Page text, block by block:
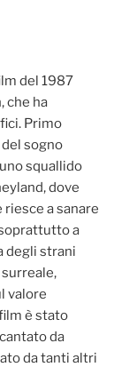
del 1987
che ha
Primo
sogno
squallido
dove
riesce a sanare
a
degli strani
valore
è stato
da
da tanti altri